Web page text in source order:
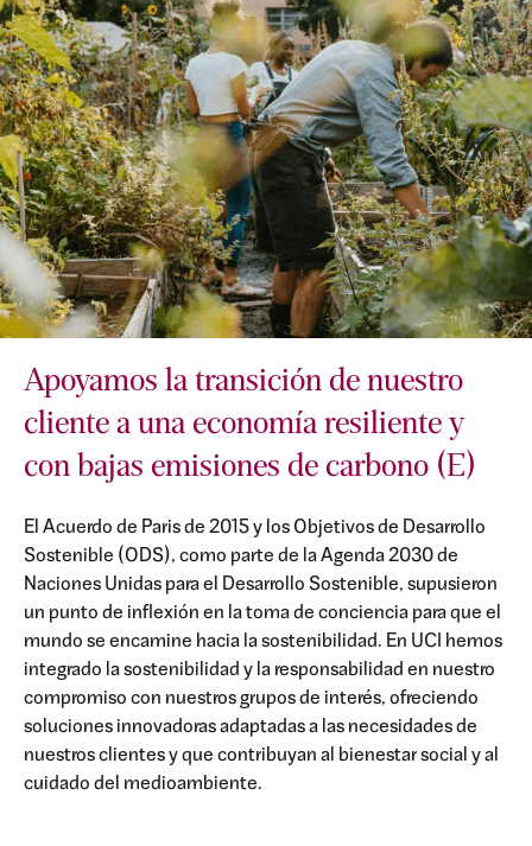
Apoyamos la transición de nuestro
cliente a una economía resiliente y
con bajas emisiones de carbono (E)
El Acuerdo de Paris de 2015 y los Objetivos de Desarrollo
Sostenible (ODS), como parte de la Agenda 2030 de
Naciones Unidas para el Desarrollo Sostenible, supusieron
un punto de inflexión en la toma de conciencia para que el
mundo se encamine hacia la sostenibilidad. En UCI hemos
integrado la sostenibilidad y la responsabilidad en nuestro
compromiso con nuestros grupos de interés, ofreciendo
soluciones innovadoras adaptadas a las necesidades de
nuestros clientes y que contribuyan al bienestar social y al
cuidado del medioambiente.